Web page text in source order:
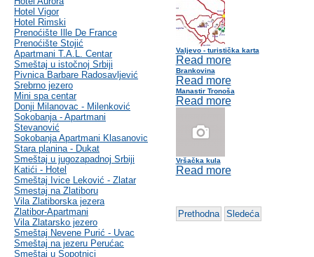
Hotel Vigor
Hotel Rimski
Prenoćište Ille De France
Prenoćište Stojić
Apartmani T.A.L. Centar
Smeštaj u istočnoj Srbiji
Pivnica Barbare Radosavljević
Srebrno jezero
Mini spa centar
Donji Milanovac - Milenković
Sokobanja - Apartmani
Stevanović
Sokobanja Apartmani Klasanovic
Stara planina - Dukat
Smeštaj u jugozapadnoj Srbiji
Katići - Hotel
Smeštaj Ivice Leković - Zlatar
Smestaj na Zlatiboru
Vila Zlatiborska jezera
Zlatibor-Apartmani
Vila Zlatarsko jezero
Smeštaj Nevene Purić - Uvac
Smeštaj na jezeru Perućac
Smeštaj u Sopotnici
Valjevo - turistička karta
Read more
Brankovina
Read more
Manastir Tronoša
Read more
Vršačka kula
Read more
Prethodna Sledeća